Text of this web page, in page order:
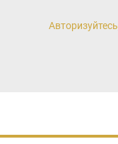
Авторизуйтесь